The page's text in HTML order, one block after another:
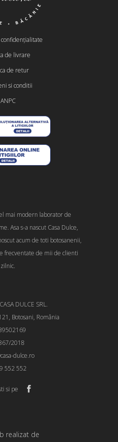
de livrare
de retur
si conditii
ANPC
mai modern laborator de
Asa s-a nascut Casa Dulce,
acum de toti botosanenii,
frecventate de mii de clienti
zilnic.
DULCE SRL.
Botosani, România
2018
dulce.ro
552 552
si pe
realizat de